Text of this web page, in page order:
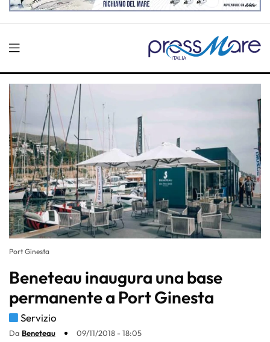
Port Ginesta
Beneteau inaugura una base
permanente a Port Ginesta
Servizio
Da Beneteau 09/11/2018 - 18:05